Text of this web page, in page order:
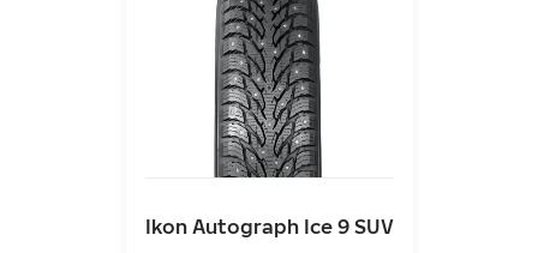
Ikon Autograph Ice 9 SUV
Ikon Autograph Ice 9 SUV
235/55 R 20 102T
от21870.00₽